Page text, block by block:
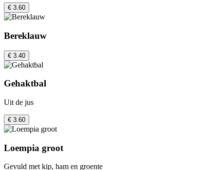
€ 3.60
Bereklauw
€ 3.40
Gehaktbal
Uit de jus
€ 3.60
Loempia groot
Gevuld met kip, ham en groente